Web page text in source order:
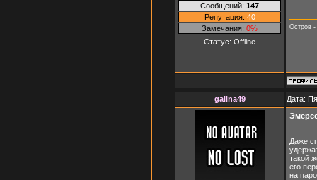
Сообщений: 147
Репутация: 40
Замечания: 0%
Статус: Offline
Остров
galina49 Дата:
Даже
такой
его
на